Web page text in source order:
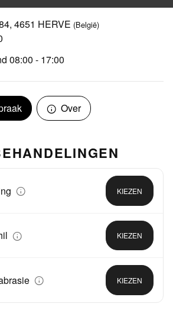
4651 HERVE (België)
08:00 - 17:00
Over
KIEZEN
KIEZEN
KIEZEN